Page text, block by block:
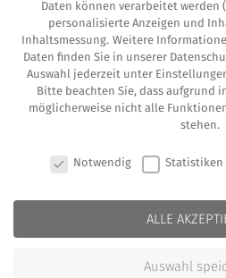
« Ältere Einträge
Kategorien
Aktien
Allgemein
Finanzplanung
Immobilien
Vermögensaufbau
Daten können verarbeitet werden
personalisierte Anzeigen und
Inhaltsmessung. Weitere
Daten finden Sie in unserer
Auswahl jederzeit unter
Bitte beachten Sie, dass aufgrund
möglicherweise nicht alle
stehen.
Notwendig
Statistiken
ALLE
Auswahl